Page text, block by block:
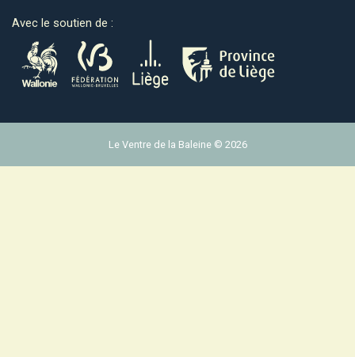
Avec le soutien de :
Le Ventre de la Baleine © 2026